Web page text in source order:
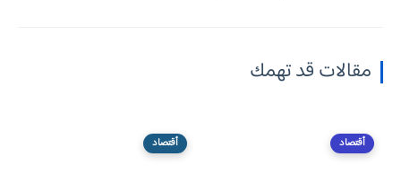
مقالات قد تهمك
أقتصاد أقتصاد